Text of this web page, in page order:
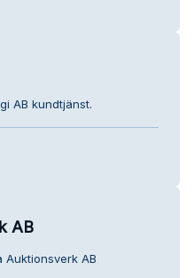
AB kundtjänst.
AB
Auktionsverk AB